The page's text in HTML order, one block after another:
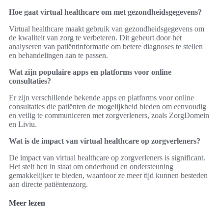
Hoe gaat virtual healthcare om met gezondheidsgegevens?
Virtual healthcare maakt gebruik van gezondheidsgegevens om
de kwaliteit van zorg te verbeteren. Dit gebeurt door het
analyseren van patiëntinformatie om betere diagnoses te stellen
en behandelingen aan te passen.
Wat zijn populaire apps en platforms voor online
consultaties?
Er zijn verschillende bekende apps en platforms voor online
consultaties die patiënten de mogelijkheid bieden om eenvoudig
en veilig te communiceren met zorgverleners, zoals ZorgDomein
en Liviu.
Wat is de impact van virtual healthcare op zorgverleners?
De impact van virtual healthcare op zorgverleners is significant.
Het stelt hen in staat om onderhoud en ondersteuning
gemakkelijker te bieden, waardoor ze meer tijd kunnen besteden
aan directe patiëntenzorg.
Meer lezen